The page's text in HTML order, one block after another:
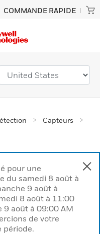
COMMANDE RAPIDE
Capteurs
pour une
du samedi 8 août à
9 août à
8 août à 11:00
9 août à 09:00 AM
de votre
période.